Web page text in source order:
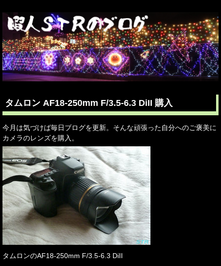
タムロン AF18-250mm F/3.5-6.3 DiII 購入
今月は気づけば毎日ブログを更新。そんな頑張った自分へのご褒美に
カメラのレンズを購入。
タムロンのAF18-250mm F/3.5-6.3 DiII